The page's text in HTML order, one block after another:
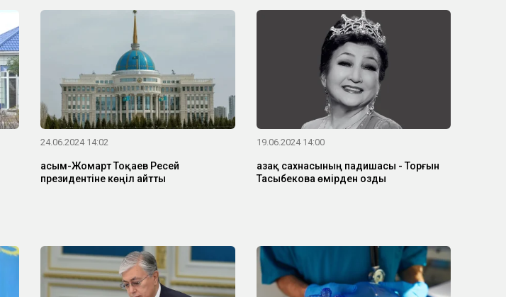
24.06.2024 14:02
Қасым-Жомарт Тоқаев Ресей
президентіне көңіл айтты
19.06.2024 14:00
Қазақ сахнасының падишасы - Торғын
Тасыбекова өмірден озды